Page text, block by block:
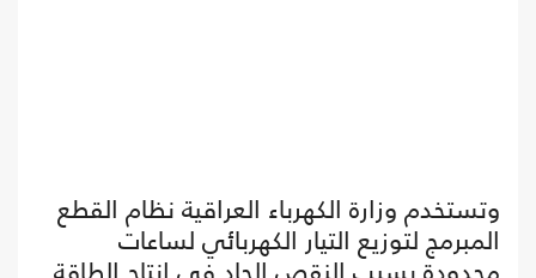
وتستخدم وزارة الكهرباء العراقية نظام القطع
المبرمج لتوزيع التيار الكهربائي لساعات